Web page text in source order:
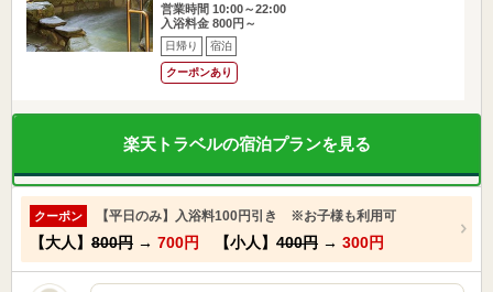
営業時間 10:00～22:00
入浴料金 800円～
日帰り 宿泊
クーポンあり
楽天トラベルの宿泊プランを見る
クーポン 【平日のみ】入浴料100円引き ※お子様も利用可
【大人】 800円 → 700円 【小人】 400円 → 300円